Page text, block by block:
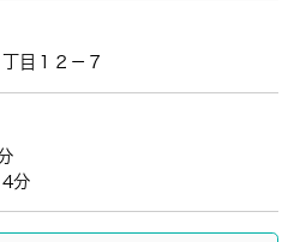
目１２－７
分